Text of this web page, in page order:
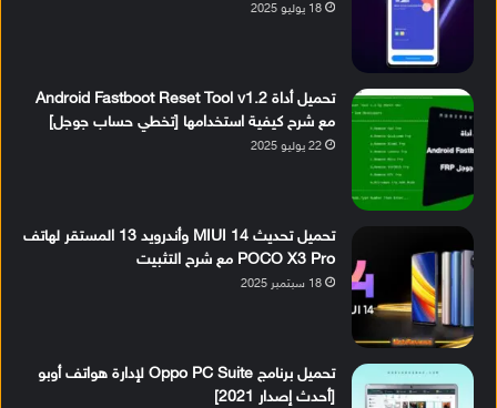
18 يوليو 2025
تحميل أداة Android Fastboot Reset Tool v1.2
مع شرح كيفية استخدامها [تخطي حساب جوجل]
22 يوليو 2025
تحميل تحديث MIUI 14 وأندرويد 13 المستقر لهاتف
POCO X3 Pro مع شرح التثبيت
18 سبتمبر 2025
تحميل برنامج Oppo PC Suite لإدارة هواتف أوبو
[أحدث إصدار 2021]